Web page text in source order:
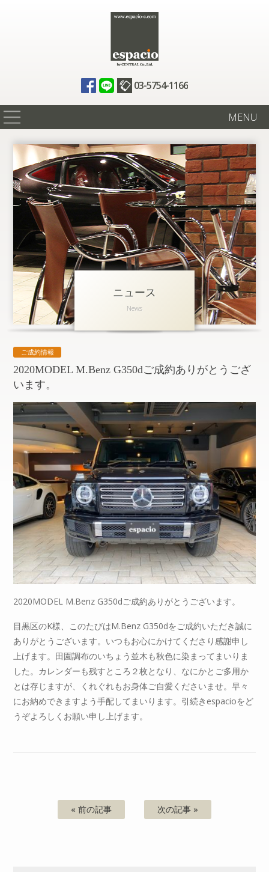
03-5754-1166
MENU
在庫情報
買取査定
全国納車
ニュース
ギャラリー
アクセス
会社概要
お問い合わせ
ニュース
News
ご成約情報
2020MODEL M.Benz G350dご成約ありがとうござ
います。
2020MODEL M.Benz G350dご成約ありがとうございます。
目黒区のK様、このたびはM.Benz G350dをご成約いただき誠に
ありがとうございます。いつもお心にかけてくださり感謝申し
上げます。田園調布のいちょう並木も秋色に染まってまいりま
した。カレンダーも残すところ２枚となり、なにかとご多用か
とは存じますが、くれぐれもお身体ご自愛くださいませ。早々
にお納めできますよう手配してまいります。引続きespacioをど
うぞよろしくお願い申し上げます。
« 前の記事 次の記事 »